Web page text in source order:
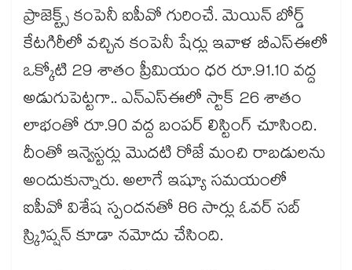
ప్రాజెక్ట్స్ కంపెనీ ఐపీవో గురించే. మెయిన్ బోర్డ్
కేటగిరీలో వచ్చిన కంపెనీ షేర్లు ఇవాళ బీఎస్ఈలో
ఒక్కోటి 29 శాతం ప్రీమియం ధర రూ.91.10 వద్ద
అడుగుపెట్టగా.. ఎన్ఎస్ఈలో స్టాక్ 26 శాతం
లాభంతో రూ.90 వద్ద బంపర్ లిస్టింగ్ చూసింది.
దీంతో ఇన్వెస్టర్లు మెుదటి రోజే మంచి రాబడులను
అందుకున్నారు. అలాగే ఇష్యూ సమయంలో
ఐపీవో విశేష స్పందనతో 86 సార్లు ఓవర్ సబ్
స్క్రిప్షన్ కూడా నమోదు చేసింది.